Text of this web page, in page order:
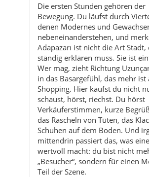
Die ersten Stunden gehören der
Bewegung. Du läufst durch
denen Modernes und
nebeneinanderstehen, und
Adapazarı ist nicht die Art Stadt,
ständig erklären muss. Sie ist
Wer mag, zieht Richtung
in das Basargefühl, das mehr ist
Shopping. Hier kaufst du nicht
schaust, hörst, riechst. Du hörst
Verkäuferstimmen, kurze
das Rascheln von Tüten, das
Schuhen auf dem Boden. Und
mittendrin passiert das, was
wertvoll macht: du bist nicht
„Besucher“, sondern für einen
Teil der Szene.